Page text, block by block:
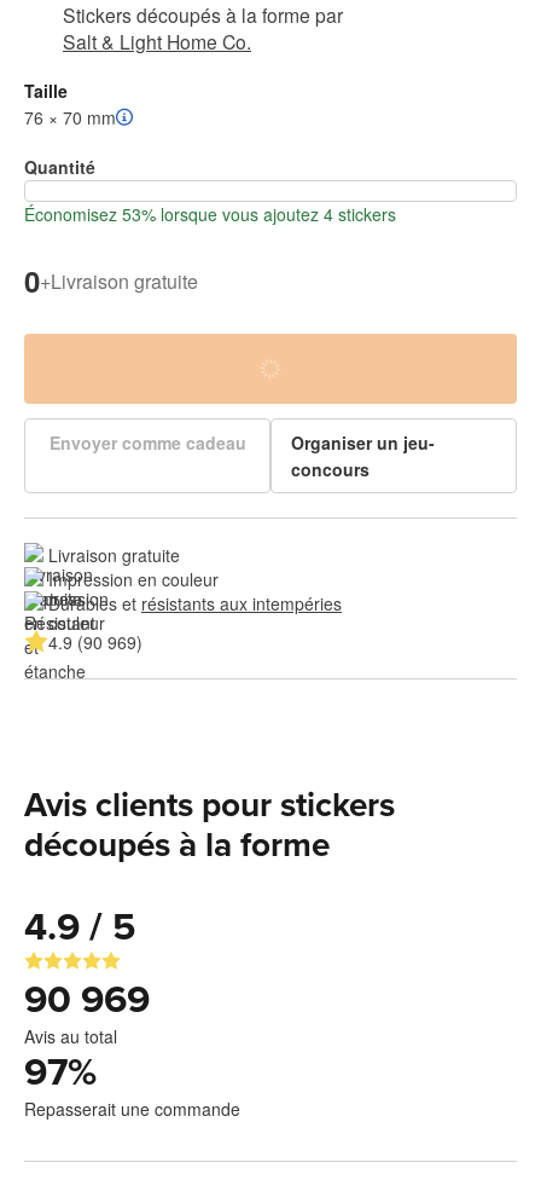
Stickers découpés à la forme par
Salt & Light Home Co.
Taille
76 × 70 mm
Quantité
Économisez 53% lorsque vous ajoutez 4 stickers
0+Livraison gratuite
Envoyer comme cadeau
Organiser un jeu-
concours
Livraison gratuite
Impression en couleur
Durables et résistants aux intempéries
4.9 (90 969)
Avis clients pour stickers
découpés à la forme
4.9 / 5
90 969
Avis au total
97%
Repasserait une commande